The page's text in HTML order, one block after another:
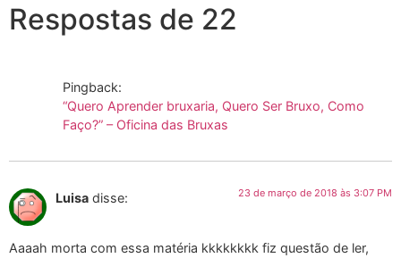
Respostas de 22
Pingback:
“Quero Aprender bruxaria, Quero Ser Bruxo, Como
Faço?” – Oficina das Bruxas
Luisa disse: 23 de março de 2018 às 3:07 PM
Aaaah morta com essa matéria kkkkkkkk fiz questão de ler,